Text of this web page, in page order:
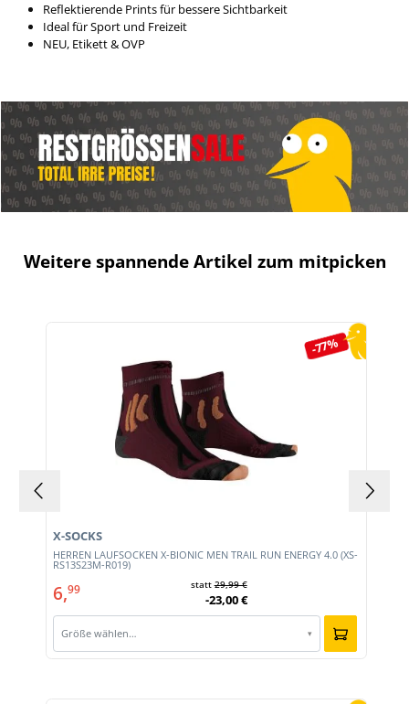
Reflektierende Prints für bessere Sichtbarkeit
Ideal für Sport und Freizeit
NEU, Etikett & OVP
Weitere spannende Artikel zum mitpicken
-77%
HERREN LAUFSOCKEN X-BIONIC MEN TRAIL RUN ENERGY 4.0 (XS-
RS13S23M-R019)
X-SOCKS
6,99 statt29,99 €
-23,00 €
Größe wählen… ▾